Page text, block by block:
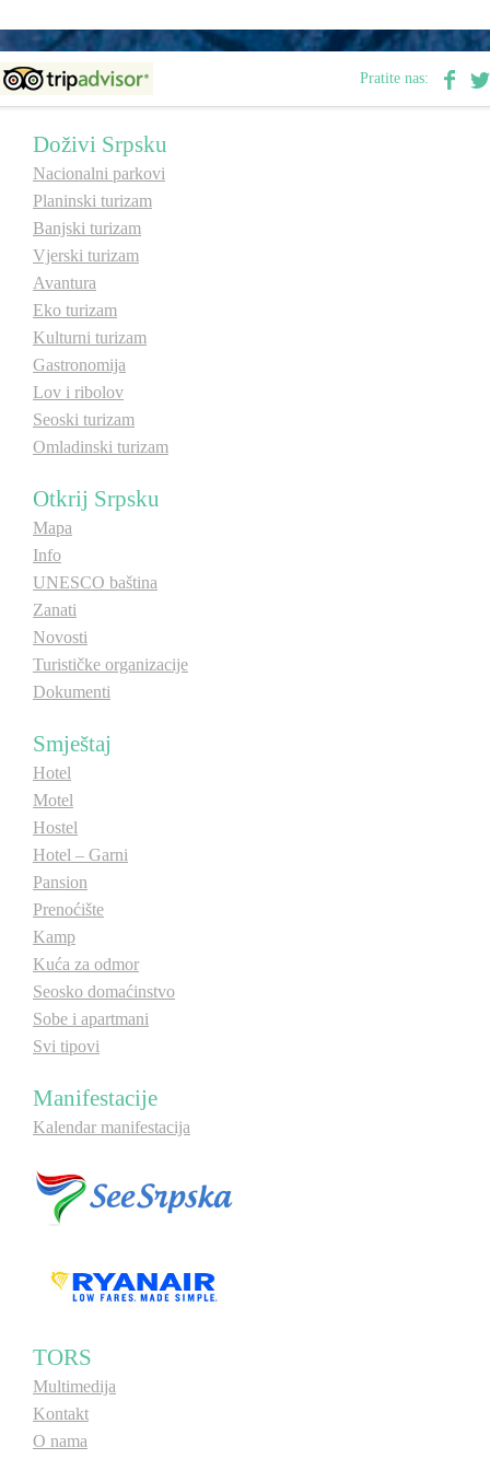
Destinacije
Spisak destinacija
Mapa destinacija
Manifestacije
Smještaj
Multimedija
Foto
Video
E-Brochure
Otkrij Srpsku
Pratite nas:
Doživi Srpsku
Nacionalni parkovi
Planinski turizam
Banjski turizam
Vjerski turizam
Avantura
Eko turizam
Kulturni turizam
Gastronomija
Lov i ribolov
Seoski turizam
Omladinski turizam
Otkrij Srpsku
Mapa
Info
UNESCO baština
Zanati
Novosti
Turističke organizacije
Dokumenti
Smještaj
Hotel
Motel
Hostel
Hotel – Garni
Pansion
Prenoćište
Kamp
Kuća za odmor
Seosko domaćinstvo
Sobe i apartmani
Svi tipovi
Manifestacije
Kalendar manifestacija
TORS
Multimedija
Kontakt
O nama